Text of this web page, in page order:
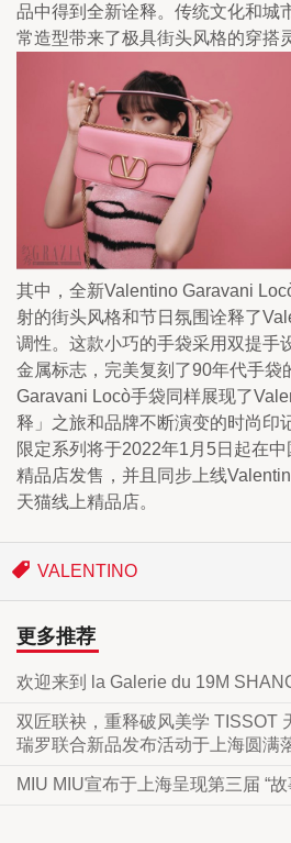
品中得到全新诠释。传统文化和城
常造型带来了极具街头风格的穿搭
其中，全新Valentino Garavani
射的街头风格和节日氛围诠释了
调性。这款小巧的手袋采用双提手
金属标志，完美复刻了90年代手袋
Garavani Locò手袋同样展现了
释」之旅和品牌不断演变的时尚印
限定系列将于2022年1月5日起在
精品店发售，并且同步上线
天猫线上精品店。
VALENTINO
更多推荐
欢迎来到 la Galerie du 19M
双匠联袂，重释破风美学 TISSOT
瑞罗联合新品发布活动于上海圆满
MIU MIU宣布于上海呈现第三届 “